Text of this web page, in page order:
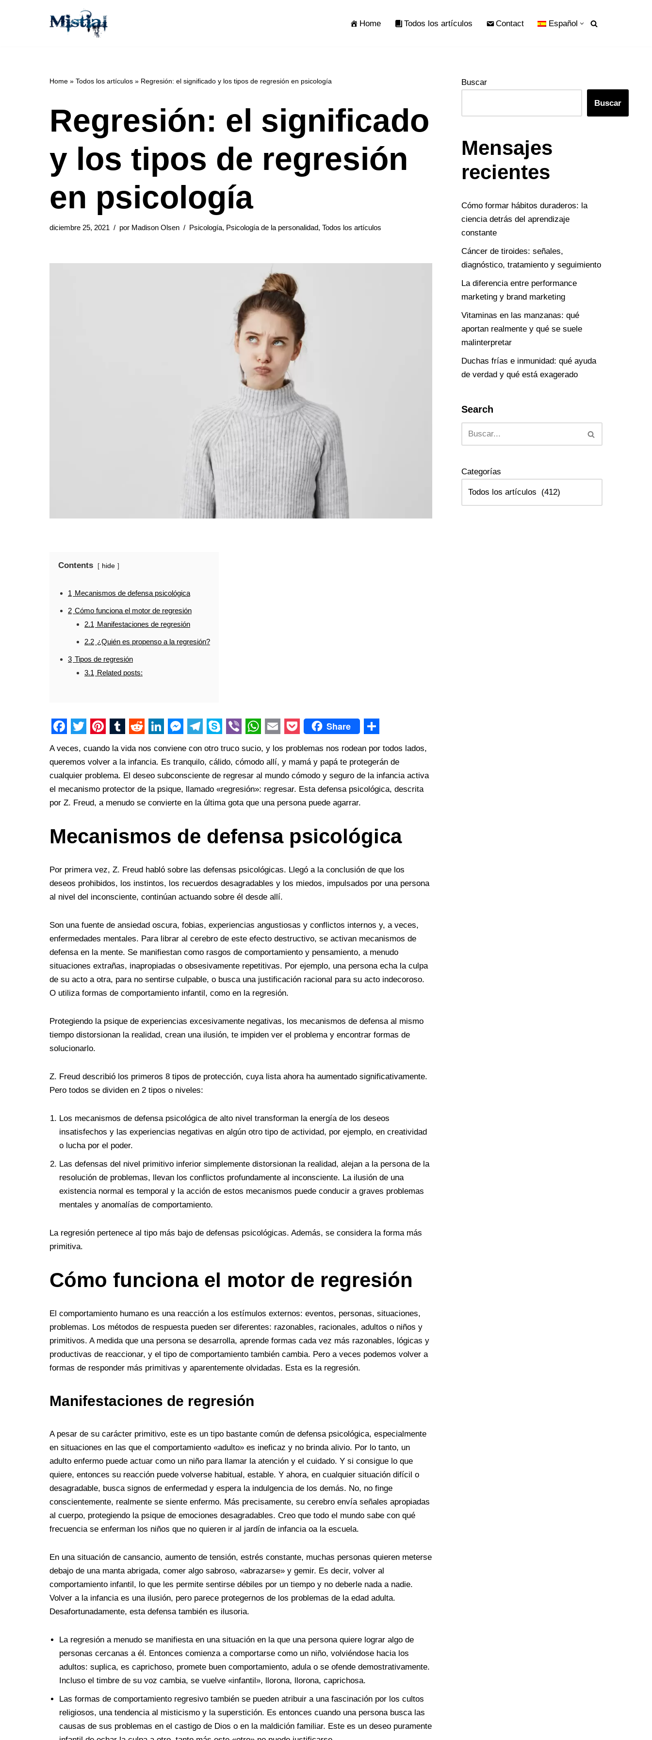
Home Todos los artículos Contact Español
Home » Todos los artículos » Regresión: el significado y los tipos de regresión en psicología
Regresión: el significado
y los tipos de regresión
en psicología
diciembre 25, 2021 por Madison Olsen Psicología, Psicología de la personalidad, Todos los artículos
Contents hide
1 Mecanismos de defensa psicológica
2 Cómo funciona el motor de regresión
2.1 Manifestaciones de regresión
2.2 ¿Quién es propenso a la regresión?
3 Tipos de regresión
3.1 Related posts:
F
a
c
e
b
o
w
i
t
t
r
i
n
t
e
e
t
T
u
m
b
l
R
e
d
d
i
i
n
k
e
I
M
e
s
s
e
g
r
e
l
e
g
a
S
k
y
p
e
i
b
e
r
W
h
a
t
s
p
E
m
a
i
l
o
c
k
e
Share
h
a
r
A veces, cuando la vida nos conviene con otro truco sucio, y los problemas nos rodean por todos lados,
queremos volver a la infancia. Es tranquilo, cálido, cómodo allí, y mamá y papá te protegerán de
cualquier problema. El deseo subconsciente de regresar al mundo cómodo y seguro de la infancia activa
el mecanismo protector de la psique, llamado «regresión»: regresar. Esta defensa psicológica, descrita
por Z. Freud, a menudo se convierte en la última gota que una persona puede agarrar.
Mecanismos de defensa psicológica
Por primera vez, Z. Freud habló sobre las defensas psicológicas. Llegó a la conclusión de que los
deseos prohibidos, los instintos, los recuerdos desagradables y los miedos, impulsados ​​por una persona
al nivel del inconsciente, continúan actuando sobre él desde allí.
Son una fuente de ansiedad oscura, fobias, experiencias angustiosas y conflictos internos y, a veces,
enfermedades mentales. Para librar al cerebro de este efecto destructivo, se activan mecanismos de
defensa en la mente. Se manifiestan como rasgos de comportamiento y pensamiento, a menudo
situaciones extrañas, inapropiadas o obsesivamente repetitivas. Por ejemplo, una persona echa la culpa
de su acto a otra, para no sentirse culpable, o busca una justificación racional para su acto indecoroso.
O utiliza formas de comportamiento infantil, como en la regresión.
Protegiendo la psique de experiencias excesivamente negativas, los mecanismos de defensa al mismo
tiempo distorsionan la realidad, crean una ilusión, te impiden ver el problema y encontrar formas de
solucionarlo.
Z. Freud describió los primeros 8 tipos de protección, cuya lista ahora ha aumentado significativamente.
Pero todos se dividen en 2 tipos o niveles:
Los mecanismos de defensa psicológica de alto nivel transforman la energía de los deseos
insatisfechos y las experiencias negativas en algún otro tipo de actividad, por ejemplo, en creatividad
o lucha por el poder.
Las defensas del nivel primitivo inferior simplemente distorsionan la realidad, alejan a la persona de la
resolución de problemas, llevan los conflictos profundamente al inconsciente. La ilusión de una
existencia normal es temporal y la acción de estos mecanismos puede conducir a graves problemas
mentales y anomalías de comportamiento.
La regresión pertenece al tipo más bajo de defensas psicológicas. Además, se considera la forma más
primitiva.
Cómo funciona el motor de regresión
El comportamiento humano es una reacción a los estímulos externos: eventos, personas, situaciones,
problemas. Los métodos de respuesta pueden ser diferentes: razonables, racionales, adultos o niños y
primitivos. A medida que una persona se desarrolla, aprende formas cada vez más razonables, lógicas y
productivas de reaccionar, y el tipo de comportamiento también cambia. Pero a veces podemos volver a
formas de responder más primitivas y aparentemente olvidadas. Esta es la regresión.
Manifestaciones de regresión
A pesar de su carácter primitivo, este es un tipo bastante común de defensa psicológica, especialmente
en situaciones en las que el comportamiento «adulto» es ineficaz y no brinda alivio. Por lo tanto, un
adulto enfermo puede actuar como un niño para llamar la atención y el cuidado. Y si consigue lo que
quiere, entonces su reacción puede volverse habitual, estable. Y ahora, en cualquier situación difícil o
desagradable, busca signos de enfermedad y espera la indulgencia de los demás. No, no finge
conscientemente, realmente se siente enfermo. Más precisamente, su cerebro envía señales apropiadas
al cuerpo, protegiendo la psique de emociones desagradables. Creo que todo el mundo sabe con qué
frecuencia se enferman los niños que no quieren ir al jardín de infancia oa la escuela.
En una situación de cansancio, aumento de tensión, estrés constante, muchas personas quieren meterse
debajo de una manta abrigada, comer algo sabroso, «abrazarse» y gemir. Es decir, volver al
comportamiento infantil, lo que les permite sentirse débiles por un tiempo y no deberle nada a nadie.
Volver a la infancia es una ilusión, pero parece protegernos de los problemas de la edad adulta.
Desafortunadamente, esta defensa también es ilusoria.
La regresión a menudo se manifiesta en una situación en la que una persona quiere lograr algo de
personas cercanas a él. Entonces comienza a comportarse como un niño, volviéndose hacia los
adultos: suplica, es caprichoso, promete buen comportamiento, adula o se ofende demostrativamente.
Incluso el timbre de su voz cambia, se vuelve «infantil», llorona, llorona, caprichosa.
Las formas de comportamiento regresivo también se pueden atribuir a una fascinación por los cultos
religiosos, una tendencia al misticismo y la superstición. Es entonces cuando una persona busca las
causas de sus problemas en el castigo de Dios o en la maldición familiar. Este es un deseo puramente
Buscar
Buscar
Mensajes
recientes
Cómo formar hábitos duraderos: la
ciencia detrás del aprendizaje
constante
Cáncer de tiroides: señales,
diagnóstico, tratamiento y seguimiento
La diferencia entre performance
marketing y brand marketing
Vitaminas en las manzanas: qué
aportan realmente y qué se suele
malinterpretar
Duchas frías e inmunidad: qué ayuda
de verdad y qué está exagerado
Search
Categorías